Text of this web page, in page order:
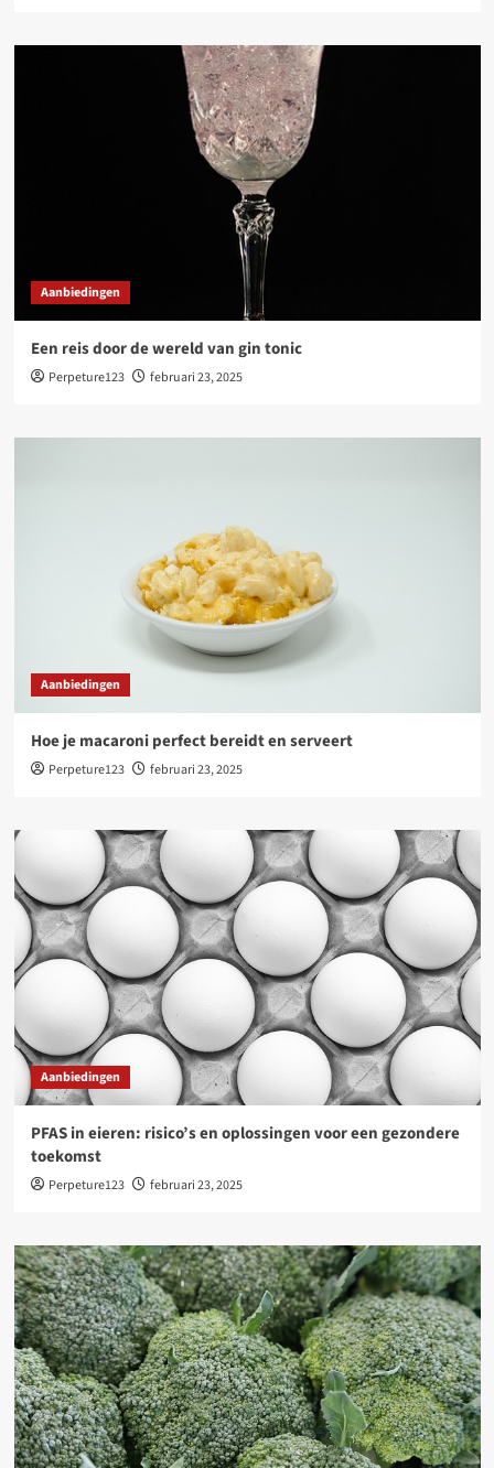
Aanbiedingen
Een reis door de wereld van gin tonic
Perpeture123 februari 23, 2025
Aanbiedingen
Hoe je macaroni perfect bereidt en serveert
Perpeture123 februari 23, 2025
Aanbiedingen
PFAS in eieren: risico’s en oplossingen voor een gezondere
toekomst
Perpeture123 februari 23, 2025